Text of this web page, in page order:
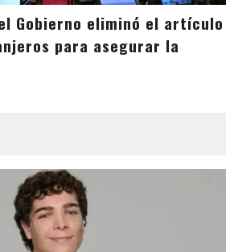
Gobierno eliminó el artículo
para asegurar la